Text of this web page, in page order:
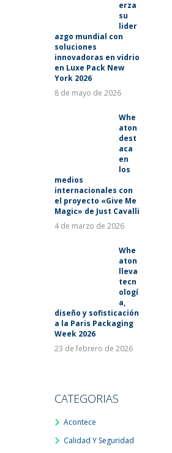
erza
su
lider
azgo mundial con
soluciones
innovadoras en vidrio
en Luxe Pack New
York 2026
8 de mayo de 2026
Whe
aton
dest
aca
en
los
medios
internacionales con
el proyecto «Give Me
Magic» de Just Cavalli
4 de marzo de 2026
Whe
aton
lleva
tecn
ologí
a,
diseño y sofisticación
a la Paris Packaging
Week 2026
23 de febrero de 2026
CATEGORIAS
Acontece
Calidad Y Seguridad